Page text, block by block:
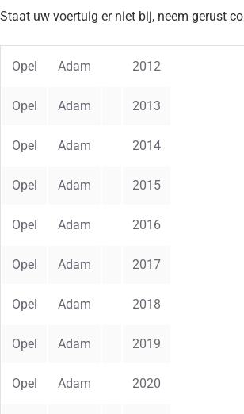
Staat uw voertuig er niet bij, neem gerust
Opel Adam 2012
Opel Adam 2013
Opel Adam 2014
Opel Adam 2015
Opel Adam 2016
Opel Adam 2017
Opel Adam 2018
Opel Adam 2019
Opel Adam 2020